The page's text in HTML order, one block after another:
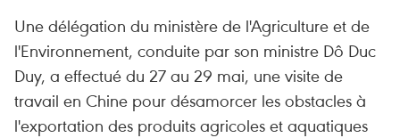
Une délégation du ministère de l'Agriculture et de
l'Environnement, conduite par son ministre Dô Duc
Duy, a effectué du 27 au 29 mai, une visite de
travail en Chine pour désamorcer les obstacles à
l'exportation des produits agricoles et aquatiques